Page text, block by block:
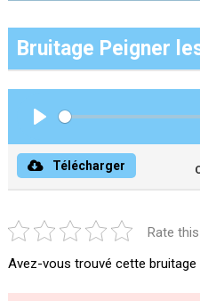
Bruitage Peigner
Télécharger
Rate
Avez-vous trouvé cette bruitage